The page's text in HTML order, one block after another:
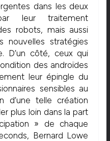
dans les deux
leur traitement
robots, mais aussi
nouvelles stratégies
D’un côté, ceux qui
des androïdes
leur épingle du
sensibles au
d’une telle création
plus loin dans la part
» de chaque
Bernard Lowe